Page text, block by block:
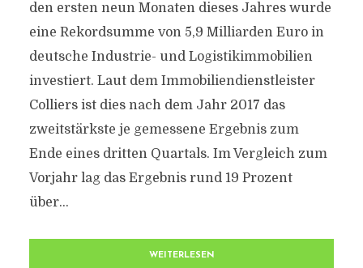
den ersten neun Monaten dieses Jahres wurde
eine Rekordsumme von 5,9 Milliarden Euro in
deutsche Industrie- und Logistikimmobilien
investiert. Laut dem Immobiliendienstleister
Colliers ist dies nach dem Jahr 2017 das
zweitstärkste je gemessene Ergebnis zum
Ende eines dritten Quartals. Im Vergleich zum
Vorjahr lag das Ergebnis rund 19 Prozent
über...
WEITERLESEN